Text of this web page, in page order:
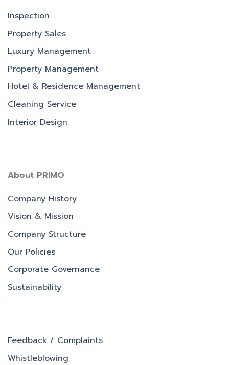
Inspection
Property Sales
Luxury Management
Property Management
Hotel & Residence Management
Cleaning Service
Interior Design
About PRIMO
Company History
Vision & Mission
Company Structure
Our Policies
Corporate Governance
Sustainability
Feedback / Complaints
Whistleblowing